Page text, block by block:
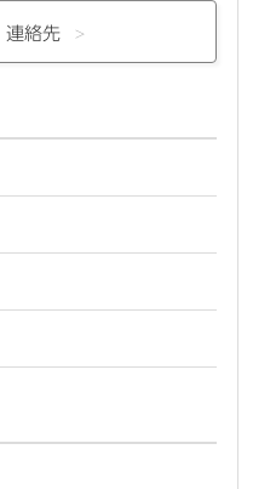
連絡先